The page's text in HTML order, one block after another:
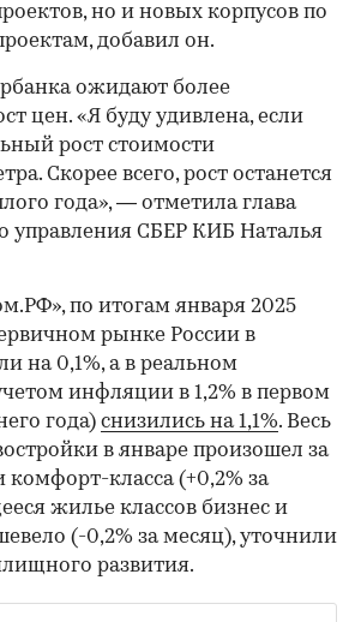
но и новых корпусов по
добавил он.
00:00
ожидают более
цен. «Я буду удивлена, если
рост стоимости
Скорее всего, рост останется
года», — отметила глава
управления СБЕР КИБ Наталья
по итогам января 2025
рынке России в
на 0,1%, а в реальном
инфляции в 1,2% в первом
года) снизились на 1,1%. Весь
в январе произошел за
комфорт-класса (+0,2% за
жилье классов бизнес и
(-0,2% за месяц), уточнили
развития.